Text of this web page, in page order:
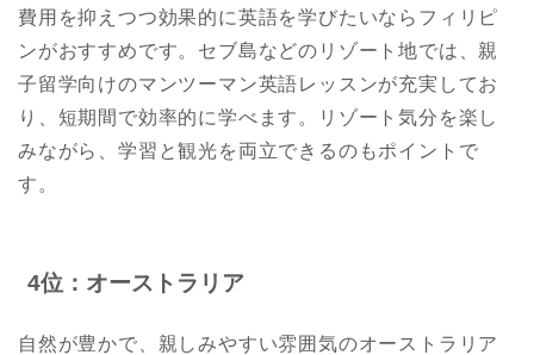
費用を抑えつつ効果的に英語を学びたいならフィリピ
ンがおすすめです。セブ島などのリゾート地では、親
子留学向けのマンツーマン英語レッスンが充実してお
り、短期間で効率的に学べます。リゾート気分を楽し
みながら、学習と観光を両立できるのもポイントで
す。
4位：オーストラリア
自然が豊かで、親しみやすい雰囲気のオーストラリア